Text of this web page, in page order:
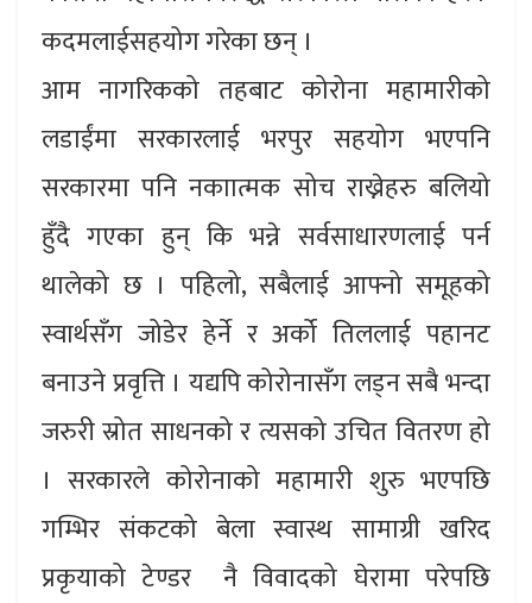
कदमलाईसहयोग गरेका छन् ।
आम नागरिकको तहबाट कोरोना महामारीको
लडाईंमा सरकारलाई भरपुर सहयोग भएपनि
सरकारमा पनि नकाात्मक सोच राख्नेहरु बलियो
हुँदै गएका हुन् कि भन्ने सर्वसाधारणलाई पर्न
थालेको छ । पहिलो, सबैलाई आफ्नो समूहको
स्वार्थसँग जोडेर हेर्ने र अर्को तिललाई पहानट
बनाउने प्रवृत्ति । यद्यपि कोरोनासँग लड्न सबै भन्दा
जरुरी स्रोत साधनको र त्यसको उचित वितरण हो
। सरकारले कोरोनाको महामारी शुरु भएपछि
गम्भिर संकटको बेला स्वास्थ सामाग्री खरिद
प्रकृयाको टेण्डर नै विवादको घेरामा परेपछि